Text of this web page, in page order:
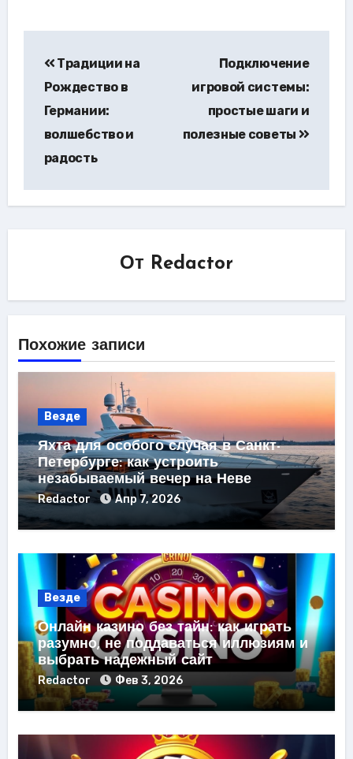
по
записям
Традиции на
Рождество в
Германии:
волшебство и
радость
Подключение
игровой системы:
простые шаги и
полезные советы
От Redactor
Похожие записи
Везде
Яхта для особого случая в Санкт-
Петербурге: как устроить
незабываемый вечер на Неве
Redactor Апр 7, 2026
Везде
Онлайн казино без тайн: как играть
разумно, не поддаваться иллюзиям и
выбрать надежный сайт
Redactor Фев 3, 2026